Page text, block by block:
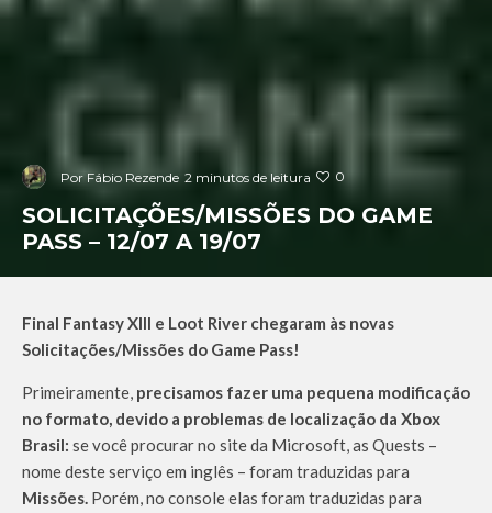
PorFábio Rezende 2 minutos de leitura 0
SOLICITAÇÕES/MISSÕES DO GAME
PASS – 12/07 A 19/07
Final Fantasy XIII e Loot River chegaram às novas
Solicitações/Missões do Game Pass!
Primeiramente, precisamos fazer uma pequena modificação
no formato, devido a problemas de localização da Xbox
Brasil: se você procurar no site da Microsoft, as Quests –
nome deste serviço em inglês – foram traduzidas para
Missões. Porém, no console elas foram traduzidas para